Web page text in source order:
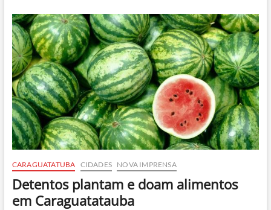
para
Câmara
Municipal
é
autorizada
CARAGUATATUBA CIDADES NOVA IMPRENSA
Detentos plantam e doam alimentos
em Caraguatatauba